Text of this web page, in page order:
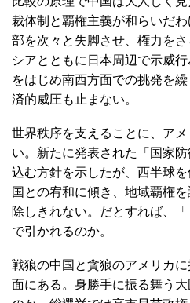
裁体制と覇権主義が和らいだ
部を次々と失脚させ、権力を
シアとともに日本周辺で示威
をはじめ南西方面での挑発を
済的威圧も止まない。
世界秩序を支えることに、ア
い。新たに発表された「国家
込む方針を示したが、西半球
国との宥和に傾き、地域覇権
除しきれない。だとすれば、
で引かれるのか。
戦狼の中国と貪狼のアメリカ
面にある。身勝手に振る舞う